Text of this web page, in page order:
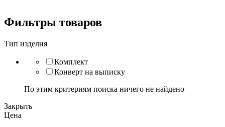
Фильтры товаров
Тип изделия
Комплект
Конверт на выписку
По этим критериям поиска ничего не найдено
Закрыть
Цена